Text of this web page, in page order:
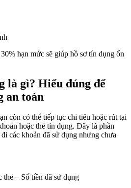
hạn mức sẽ giúp hồ sơ tín dụng ổn
là gì? Hiểu đúng để
an toàn
còn có thể tiếp tục chi tiêu hoặc rút tại
hoặc thẻ tín dụng. Đây là phần
các khoản đã sử dụng nhưng chưa
– Số tiền đã sử dụng